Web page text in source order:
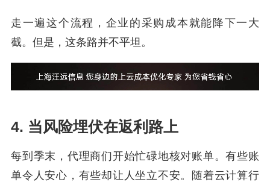
走一遍这个流程，企业的采购成本就能降下一大
截。但是，这条路并不平坦。
4. 当风险埋伏在返利路上
每到季末，代理商们开始忙碌地核对账单。有些账
单令人安心，有些却让人坐立不安。随着云计算行